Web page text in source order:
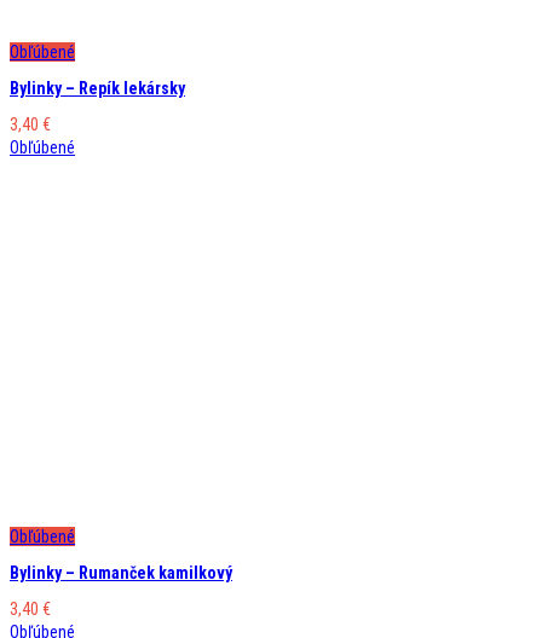
Obľúbené
Bylinky – Repík lekársky
3,40 €
Obľúbené
Obľúbené
Bylinky – Rumanček kamilkový
3,40 €
Obľúbené